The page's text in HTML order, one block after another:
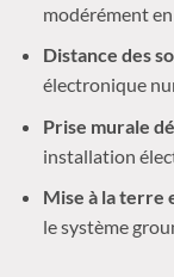
modérément
Distance des
électronique
Prise murale
installation
Mise à la terre
le système